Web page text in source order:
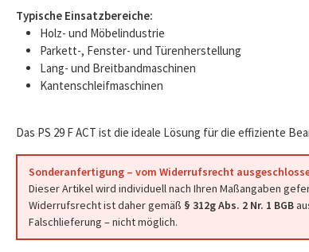
Typische Einsatzbereiche:
Holz- und Möbelindustrie
Parkett-, Fenster- und Türenherstellung
Lang- und Breitbandmaschinen
Kantenschleifmaschinen
Das PS 29 F ACT ist die ideale Lösung für die effiziente
Sonderanfertigung – vom Widerrufsrecht
Dieser Artikel wird individuell nach Ihren Maßangaben
Widerrufsrecht ist daher gemäß § 312g Abs. 2 Nr. 1 BGB
Falschlieferung – nicht möglich.